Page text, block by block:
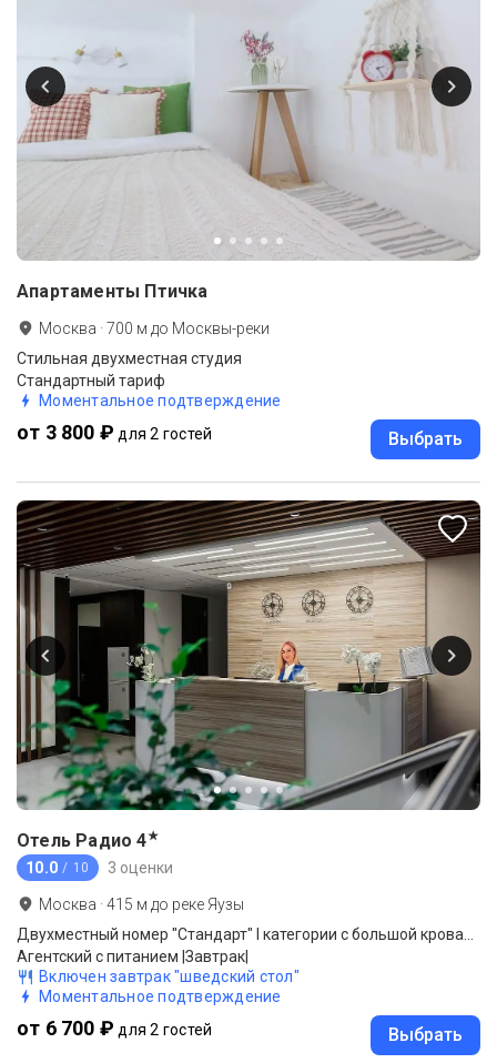
Апартаменты Птичка
Москва ·700 м до Москвы-реки
Стильная двухместная студия
Стандартный тариф
Моментальное подтверждение
от 3 800 ₽ для 2 гостей Выбрать
Отель Радио 4★
10.0 / 10 3 оценки
Москва ·415 м до реке Яузы
Агентский с питанием |Завтрак|
Включен завтрак "шведский стол"
Моментальное подтверждение
от 6 700 ₽ для 2 гостей Выбрать